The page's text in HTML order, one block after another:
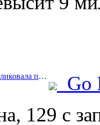
Prev:Провинция Аньхой опубликовала проект «15-го пятилетнего плана», направленный на развитие индустрии культурного туризма в качестве одной из ключевых отраслей экономики.
Go
129 с